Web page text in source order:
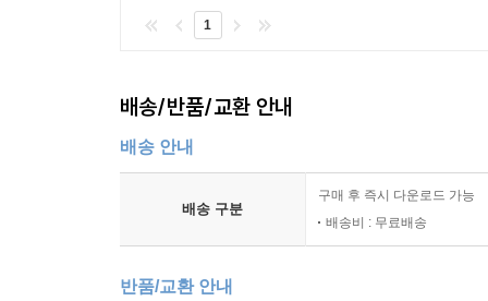
1
배송/반품/교환 안내
배송 안내
배송 구분
구매 후 즉시 다운로드 가능
배송비 : 무료배송
반품/교환 안내